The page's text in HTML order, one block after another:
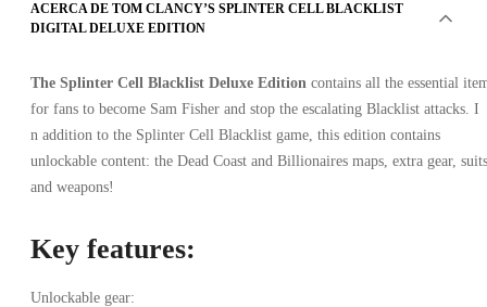
ACERCA DE TOM CLANCY’S SPLINTER CELL BLACKLIST
DIGITAL DELUXE EDITION
The Splinter Cell Blacklist Deluxe Edition contains all the essential
for fans to become Sam Fisher and stop the escalating Blacklist attacks. I
n addition to the Splinter Cell Blacklist game, this edition contains
unlockable content: the Dead Coast and Billionaires maps, extra gear, suits
and weapons!
Key features:
Unlockable gear: